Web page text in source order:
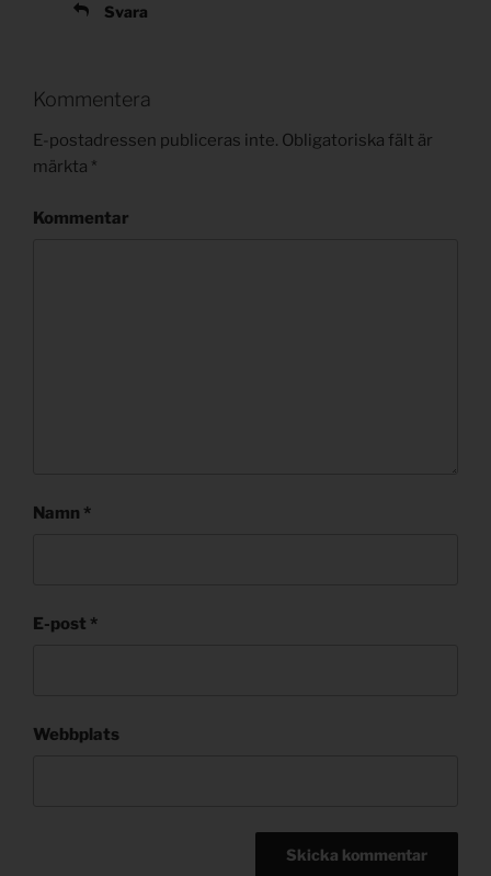
Svara
Kommentera
E-postadressen publiceras inte. Obligatoriska fält är
märkta *
Kommentar
Namn *
E-post *
Webbplats